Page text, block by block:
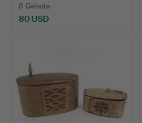
8 Gebote
80 USD